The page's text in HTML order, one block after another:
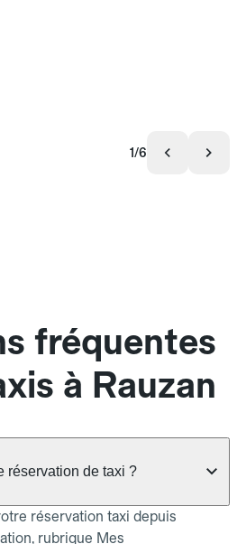
1/6
fréquentes
à Rauzan
réservation de taxi ?
réservation taxi depuis
rubrique Mes